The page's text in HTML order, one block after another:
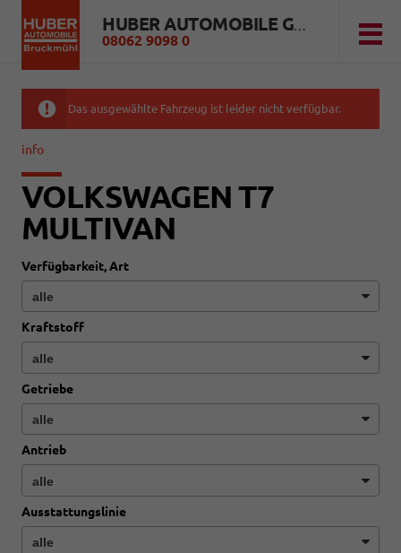
HUBER AUTOMOBILE GMBH
08062 9098 0
Das ausgewählte Fahrzeug ist leider nicht verfügbar.
info
VOLKSWAGEN T7
MULTIVAN
Verfügbarkeit, Art
Kraftstoff
Getriebe
Antrieb
Ausstattungslinie